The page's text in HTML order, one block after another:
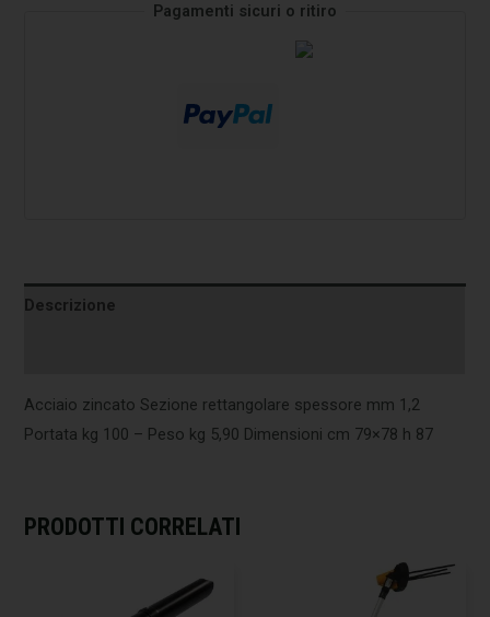
Pagamenti sicuri o ritiro
Descrizione
Acciaio zincato Sezione rettangolare spessore mm 1,2
Portata kg 100 – Peso kg 5,90 Dimensioni cm 79×78 h 87
PRODOTTI CORRELATI